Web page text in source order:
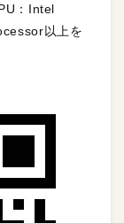
：Intel
以上を